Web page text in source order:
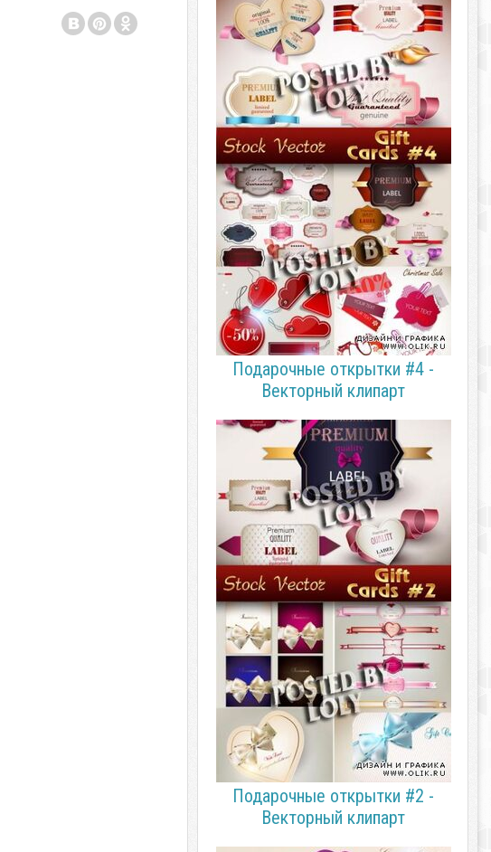
Подарочные открытки #4 -
Векторный клипарт
Подарочные открытки #2 -
Векторный клипарт